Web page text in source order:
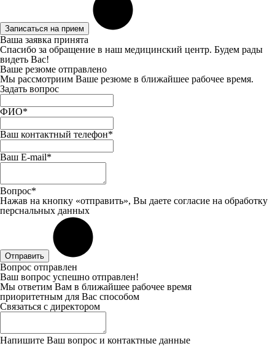
Записаться на прием
Ваша заявка принята
Спасибо за обращение в наш медицинский центр. Будем рады
видеть Вас!
Ваше резюме отправлено
Мы рассмотриим Ваше резюме в ближайшее рабочее время.
Задать вопрос
ФИО*
Ваш контактный телефон*
Ваш E-mail*
Вопрос*
Нажав на кнопку «отправить», Вы даете согласие на обработку
перснальных данных
Отправить
Вопрос отправлен
Ваш вопрос успешно отправлен!
Мы ответим Вам в ближайшее рабочее время
приоритетным для Вас способом
Связаться с директором
Напишите Ваш вопрос и контактные данные